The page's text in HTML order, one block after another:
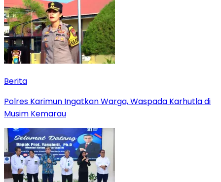
Berita
Polres Karimun Ingatkan Warga, Waspada Karhutla di
Musim Kemarau